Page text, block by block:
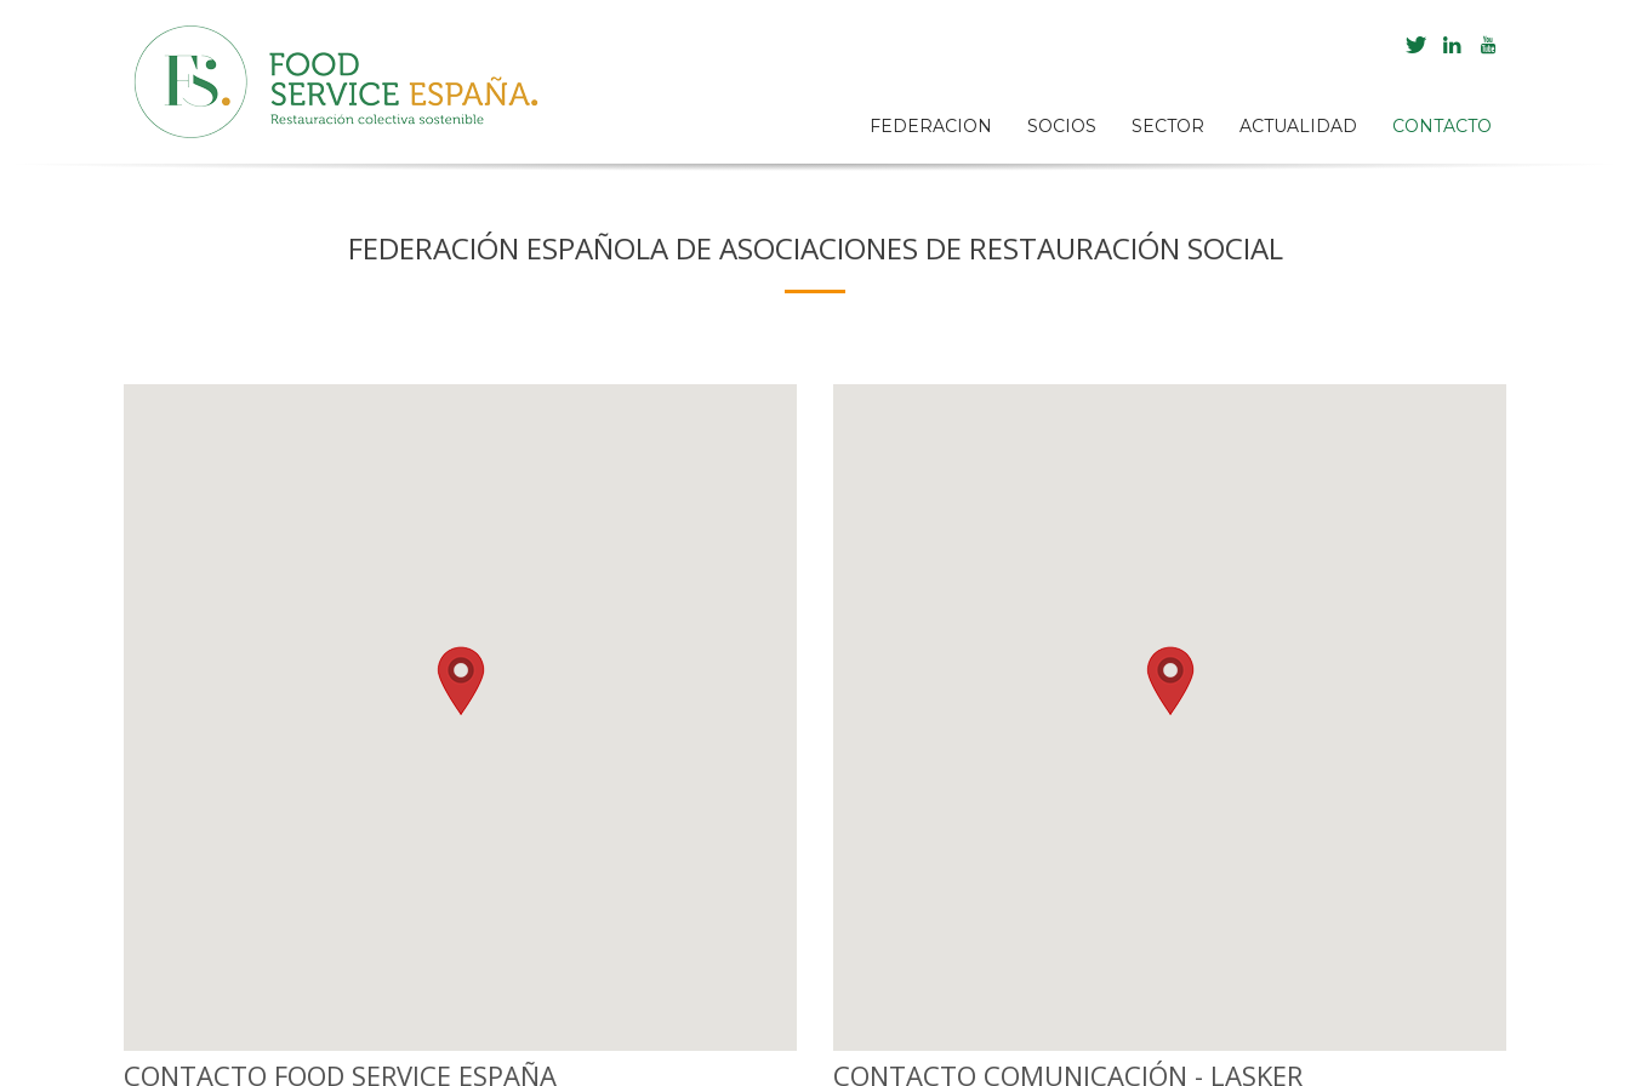
FEDERACION SOCIOS SECTOR ACTUALIDAD CONTACTO
FEDERACIÓN ESPAÑOLA DE ASOCIACIONES DE RESTAURACIÓN SOCIAL
CONTACTO FOOD SERVICE ESPAÑA CONTACTO COMUNICACIÓN - LASKER